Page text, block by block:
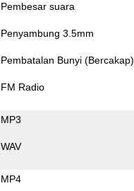
Pembesar suara
Penyambung 3.5mm
Pembatalan Bunyi (Bercakap)
FM Radio
MP3
WAV
MP4